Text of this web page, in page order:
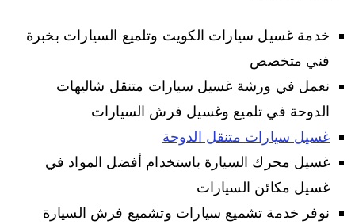
خدمة غسيل سيارات الكويت وتلميع السيارات بخبرة
فني متخصص
نعمل في ورشة غسيل سيارات متنقل شاليهات
الدوحة في تلميع وغسيل فرش السيارات
غسيل سيارات متنقل الدوحة
غسيل محرك السيارة باستخدام أفضل المواد في
غسيل مكائن السيارات
نوفر خدمة تشميع سيارات وتشميع فرش السيارة